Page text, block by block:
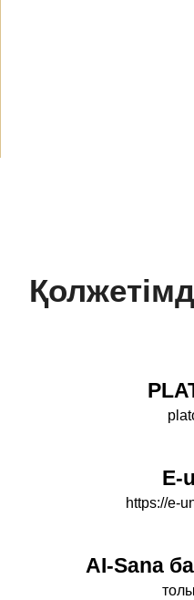
E-
https://e-
AI-Sana